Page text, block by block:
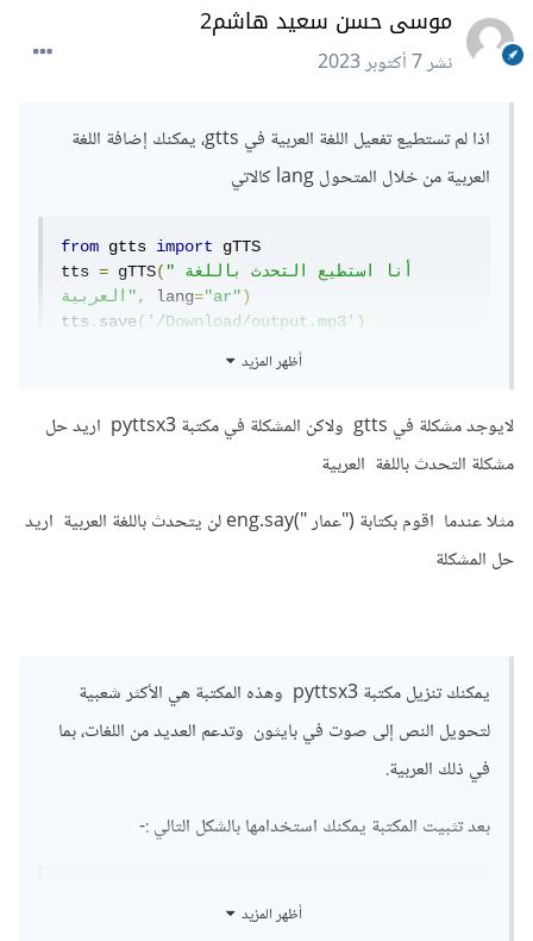
موسى حسن سعيد هاشم2
نشر7 أكتوبر 2023
اذا لم تستطيع تفعيل اللغة العربية في gtts، يمكنك إضافة اللغة
العربية من خلال المتحول lang كالاتي
from gtts import
gTTS
tts = gTTS("أنا استطيع التحدث باللغة
العربية", lang="ar")
tts.save('/Download/output.mp3')
حيث قمنا بتعيين gtts إلى اللغة العربية وسوف يتم حفظ الجملة
المسار /Download/output.mp3 يمكنك تغيير المسار ثم فتح
في حال ظهرت لك مشاكل اخبرنا في التعليقات لحلها، يعتبر gtts
افضل الحلول الموجودة في تحويل النص إلى صوت
أظهر المزيد
لايوجد مشكلة في gtts ولاكن المشكلة في مكتبة pyttsx3 اريد حل
مشكلة التحدث باللغة العربية
مثلا عندما اقوم بكتابة ("عمار ")eng.say لن يتحدث باللغة العربية اريد
حل المشكلة
يمكنك تنزيل مكتبة pyttsx3 وهذه المكتبة هي الأكثر شعبية
لتحويل النص إلى صوت في بايثون وتدعم العديد من اللغات، بما
في ذلك العربية.
بعد تثبيت المكتبة يمكنك استخدامها بالشكل التالي:-
أظهر المزيد